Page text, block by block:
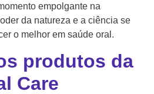
empolgante na
da natureza e a ciência se
o melhor em saúde oral.
produtos da
Care